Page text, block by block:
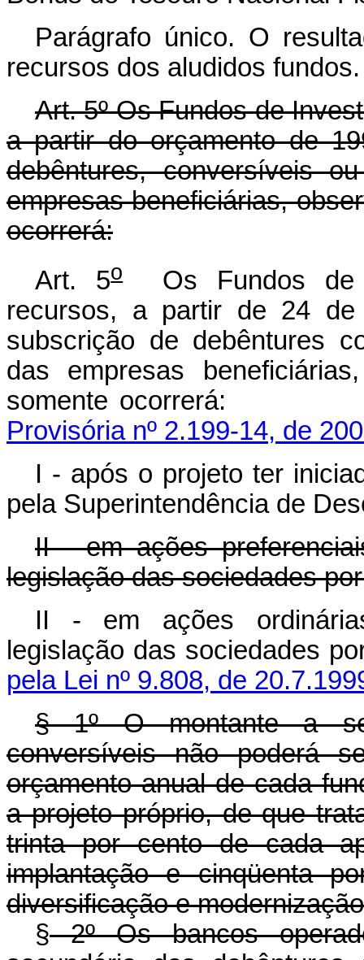
Parágrafo único. O
recursos dos aludidos fundos.
Art. 5º Os Fundos de
a partir do orçamento de
debêntures, conversíveis
empresas beneficiárias,
ocorrerá:
Art. 5oOs Fundos de
recursos, a partir de 24
subscrição de debêntures
das empresas
somente
Provisória nº 2.199-14, de
I - após o projeto ter
pela Superintendência de
II - em ações
legislação das sociedades
II - em ações
legislação das
pela Lei nº 9.808, de
§ 1º O montante a
conversíveis não poderá
orçamento anual de cada
a projeto próprio, de que
trinta por cento de cada
implantação e cinqüenta
diversificação e
§2º Os bancos